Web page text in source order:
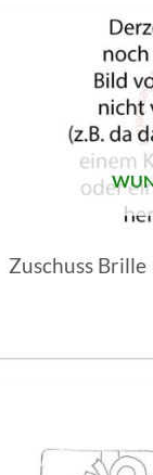
Zuschuss Brille